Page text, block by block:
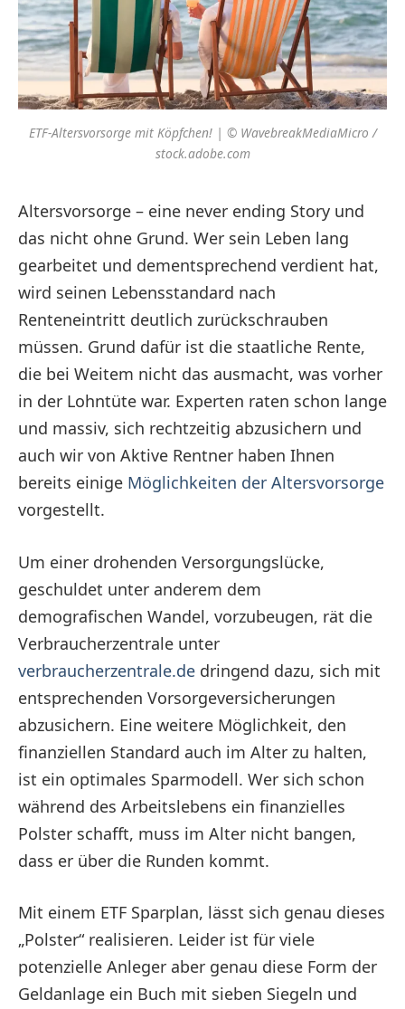
ETF-Altersvorsorge mit Köpfchen! | © WavebreakMediaMicro /
stock.adobe.com
Altersvorsorge – eine never ending Story und
das nicht ohne Grund. Wer sein Leben lang
gearbeitet und dementsprechend verdient hat,
wird seinen Lebensstandard nach
Renteneintritt deutlich zurückschrauben
müssen. Grund dafür ist die staatliche Rente,
die bei Weitem nicht das ausmacht, was vorher
in der Lohntüte war. Experten raten schon lange
und massiv, sich rechtzeitig abzusichern und
auch wir von Aktive Rentner haben Ihnen
bereits einige Möglichkeiten der Altersvorsorge
vorgestellt.
Um einer drohenden Versorgungslücke,
geschuldet unter anderem dem
demografischen Wandel, vorzubeugen, rät die
Verbraucherzentrale unter
verbraucherzentrale.de dringend dazu, sich mit
entsprechenden Vorsorgeversicherungen
abzusichern. Eine weitere Möglichkeit, den
finanziellen Standard auch im Alter zu halten,
ist ein optimales Sparmodell. Wer sich schon
während des Arbeitslebens ein finanzielles
Polster schafft, muss im Alter nicht bangen,
dass er über die Runden kommt.
Mit einem ETF Sparplan, lässt sich genau dieses
„Polster“ realisieren. Leider ist für viele
potenzielle Anleger aber genau diese Form der
Geldanlage ein Buch mit sieben Siegeln und